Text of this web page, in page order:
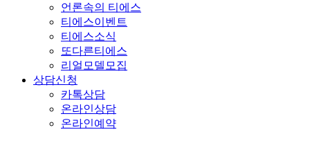
언론속의 티에스
티에스이벤트
티에스소식
또다른티에스
리얼모델모집
상담신청
카톡상담
온라인상담
온라인예약